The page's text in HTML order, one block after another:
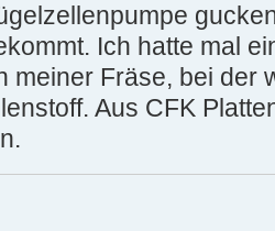
Ich hatte mal
meiner Fräse, bei der
Aus CFK